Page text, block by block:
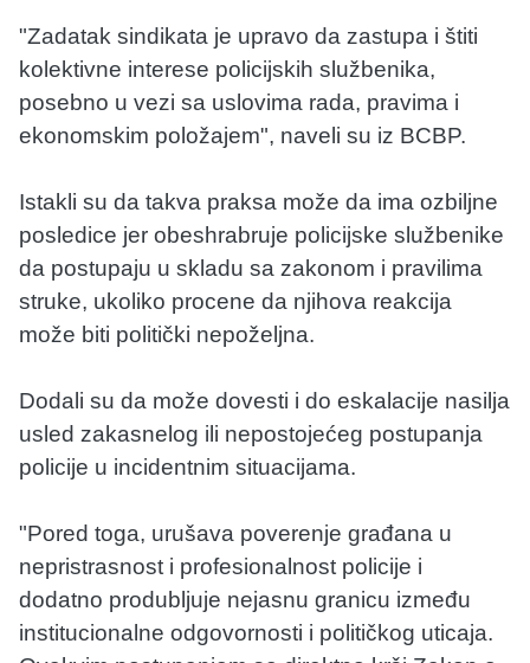
"Zadatak sindikata je upravo da zastupa i štiti
kolektivne interese policijskih službenika,
posebno u vezi sa uslovima rada, pravima i
ekonomskim položajem", naveli su iz BCBP.
Istakli su da takva praksa može da ima ozbiljne
posledice jer obeshrabruje policijske službenike
da postupaju u skladu sa zakonom i pravilima
struke, ukoliko procene da njihova reakcija
može biti politički nepoželjna.
Dodali su da može dovesti i do eskalacije nasilja
usled zakasnelog ili nepostojećeg postupanja
policije u incidentnim situacijama.
"Pored toga, urušava poverenje građana u
nepristrasnost i profesionalnost policije i
dodatno produbljuje nejasnu granicu između
institucionalne odgovornosti i političkog uticaja.